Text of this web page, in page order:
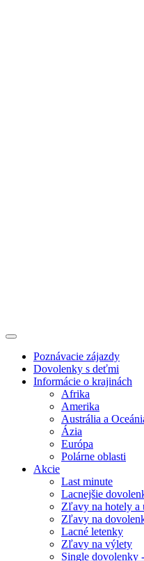
Poznávacie zájazdy
Dovolenky s deťmi
Informácie o krajinách
Afrika
Amerika
Austrália a
Ázia
Európa
Polárne oblasti
Akcie
Last minute
Lacnejšie
Zľavy na hotely a
Zľavy na
Lacné letenky
Zľavy na výlety
Single dovolenky